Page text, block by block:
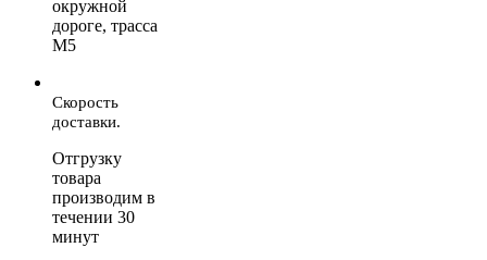
окружной
дороге, трасса
М5
Скорость
доставки.
Отгрузку
товара
производим в
течении 30
минут